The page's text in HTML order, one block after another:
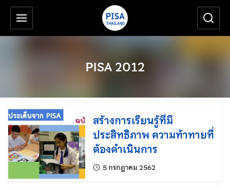
ข้ามไปยังเนื้อหาหลัก
เครื่องมือช่วยเหลือ
PISA 2012
สร้างการเรียนรู้ที่มี
ประสิทธิภาพ ความท้าทายที่
ต้องดำเนินการ
5 กรกฎาคม 2562แก้ไขล่าสุดเมื่อ: